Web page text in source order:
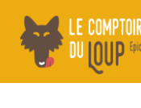
Les produits/
chocolat –
Demaret